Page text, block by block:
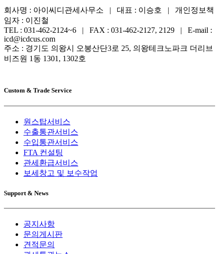
회사명 : 아이씨디관세사무소 | 대표 : 이승호 | 개인정보책
임자 : 이진철
TEL : 031-462-2124~6 | FAX : 031-462-2127, 2129 | E-mail :
icd@icdcus.com
주소 : 경기도 의왕시 오봉산단3로 25, 의왕테크노파크 더리브
비즈원 1동 1301, 1302호
Custom & Trade Service
원스탑서비스
수출통관서비스
수입통관서비스
FTA 컨설팅
관세환급서비스
보세창고 및 보수작업
Support & News
공지사항
문의게시판
견적문의